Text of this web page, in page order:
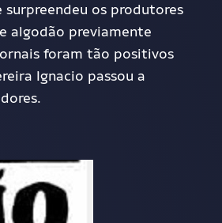
surpreendeu os produtores
algodão previamente
foram tão positivos
Ignacio passou a